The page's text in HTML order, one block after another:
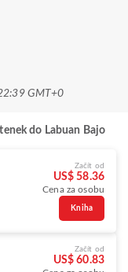
GMT+0
do Labuan Bajo
Začít od
US$ 58.36
Cena za osobu
Kniha
Začít od
US$ 60.83